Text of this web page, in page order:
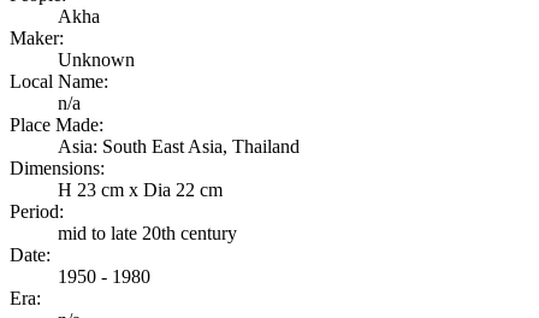
Akha
Maker:
Unknown
Local Name:
n/a
Place Made:
Asia: South East Asia, Thailand
Dimensions:
H 23 cm x Dia 22 cm
Period:
mid to late 20th century
Date:
1950 - 1980
Era: